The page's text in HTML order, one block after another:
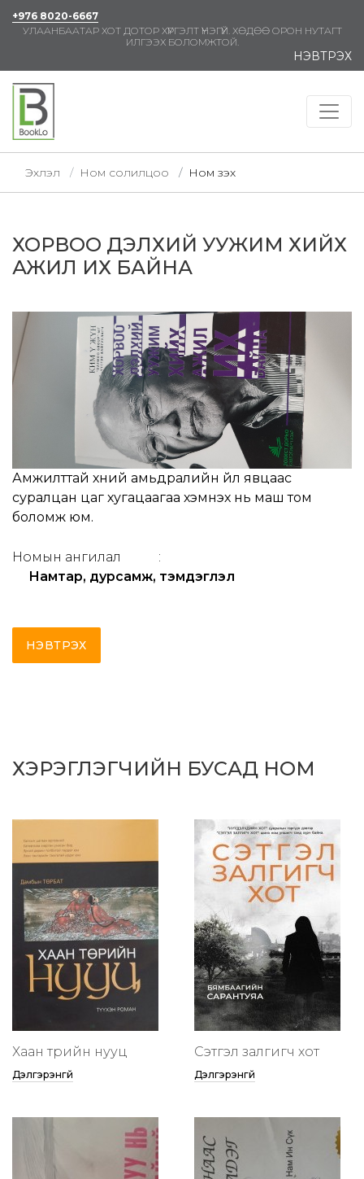
+976 8020-6667
УЛААНБААТАР ХОТ ДОТОР ХҮРГЭЛТ ҮНЭГҮЙ. ХӨДӨӨ ОРОН НУТАГТ
ИЛГЭЭХ БОЛОМЖТОЙ.
НЭВТРЭХ
Эхлэл Ном солилцоо Ном үзэх
ХОРВОО ДЭЛХИЙ УУЖИМ ХИЙХ
АЖИЛ ИХ БАЙНА
Амжилттай хүний амьдралийн үйл явцаас
суралцан цаг хугацаагаа хэмнэх нь маш том
боломж юм.
Номын ангилал
:
Намтар, дурсамж, тэмдэглэл
НЭВТРЭХ
ХЭРЭГЛЭГЧИЙН БУСАД НОМ
Хаан төрийн нууц
Дэлгэрэнгүй
Сэтгэл залгигч хот
Дэлгэрэнгүй